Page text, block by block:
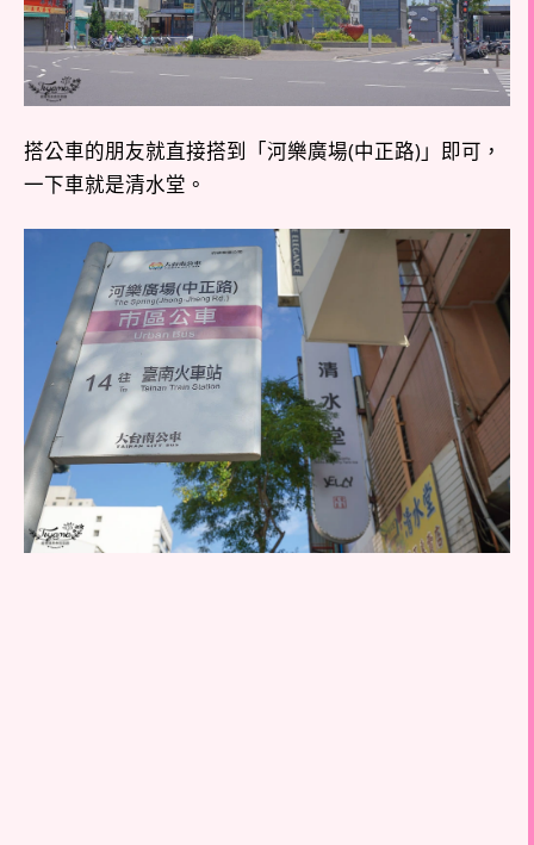
搭公車的朋友就直接搭到「河樂廣場(中正路)」即可，
一下車就是清水堂。